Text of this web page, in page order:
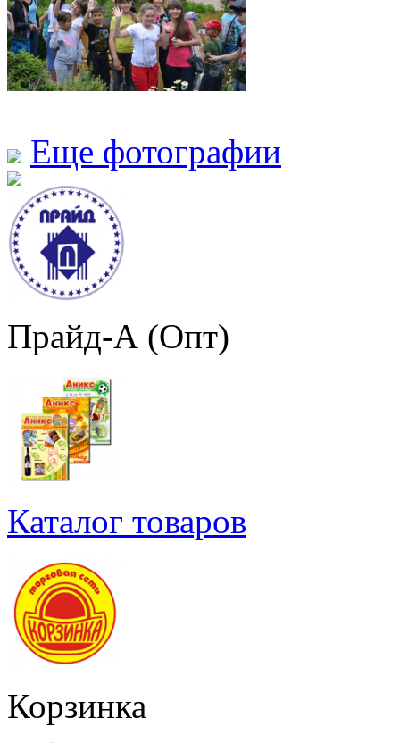
Еще фотографии
Прайд-А (Опт)
Каталог товаров
Корзинка